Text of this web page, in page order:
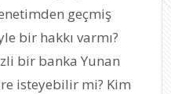
geçmiş
bir hakkı varmı?
bir banka Yunan
isteyebilir mi? Kim